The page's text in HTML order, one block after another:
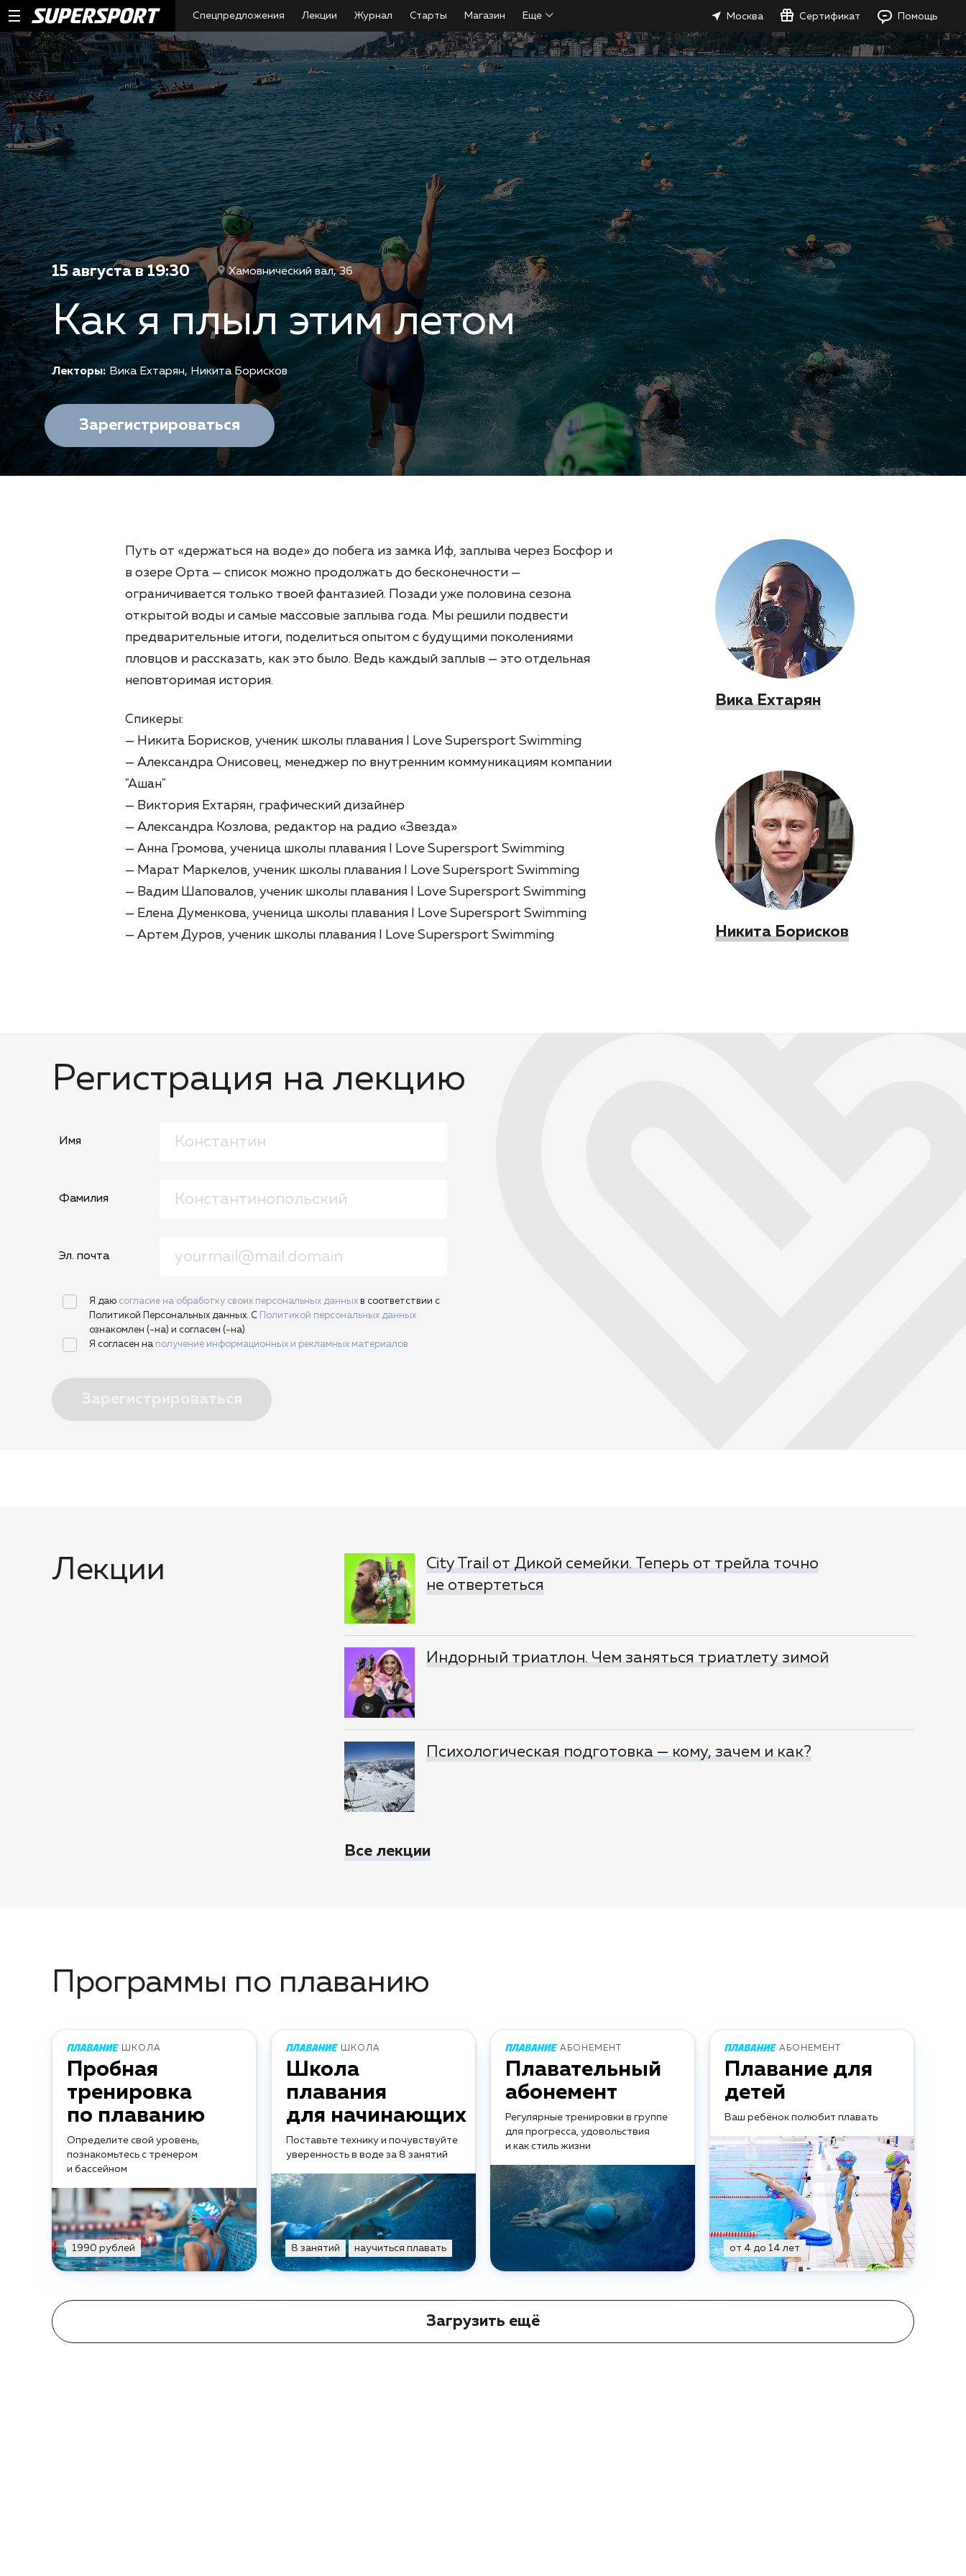
Спецпредложения Лекции Журнал Старты Магазин Еще Москва Сертификат Помощь
Лекторы: Вика Ехтарян, Никита Борисков
Как я плыл этим летом
15 августа в 19:30 Хамовнический вал, 36
Зарегистрироваться
Путь от «держаться на воде» до побега из замка Иф, заплыва через Босфор и
в озере Орта — список можно продолжать до бесконечности —
ограничивается только твоей фантазией. Позади уже половина сезона
открытой воды и самые массовые заплыва года. Мы решили подвести
предварительные итоги, поделиться опытом с будущими поколениями
пловцов и рассказать, как это было. Ведь каждый заплыв — это отдельная
неповторимая история.
Спикеры:
— Никита Борисков, ученик школы плавания I Love Supersport Swimming
— Александра Онисовец, менеджер по внутренним коммуникациям компании
"Ашан"
— Виктория Ехтарян, графический дизайнер
— Александра Козлова, редактор на радио «Звезда»
— Анна Громова, ученица школы плавания I Love Supersport Swimming
— Марат Маркелов, ученик школы плавания I Love Supersport Swimming
— Вадим Шаповалов, ученик школы плавания I Love Supersport Swimming
— Елена Думенкова, ученица школы плавания I Love Supersport Swimming
— Артем Дуров, ученик школы плавания I Love Supersport Swimming
Вика Ехтарян
Никита Борисков
Регистрация на лекцию
Имя
Фамилия
Эл. почта
Я даю согласие на обработку своих персональных данных в соответствии с
Политикой Персональных данных. С
Политикой персональных данных
ознакомлен (-на) и согласен (-на)
Я согласен на получение информационных и рекламных материалов
Лекции
City Trail от Дикой семейки. Теперь от трейла точно
не отвертеться
Индорный триатлон. Чем заняться триатлету зимой
Психологическая подготовка — кому, зачем и как?
Все лекции
Программы по плаванию
ШКОЛА
Пробная
тренировка
по плаванию
Определите свой уровень,
познакомьтесь с тренером
и бассейном
1990 рублей
ШКОЛА
Школа
плавания
для начинающих
Поставьте технику и почувствуйте
уверенность в воде за 8 занятий
8 занятий научиться плавать
АБОНЕМЕНТ
Плавательный
абонемент
Регулярные тренировки в группе
для прогресса, удовольствия
и как стиль жизни
АБОНЕМЕНТ
Плавание для
детей
Ваш ребёнок полюбит плавать
от 4 до 14 лет
Загрузить ещё